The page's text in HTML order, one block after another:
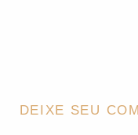
DEIXE SEU